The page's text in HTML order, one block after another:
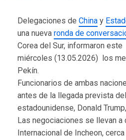
Delegaciones de China y
una nueva ronda de
Corea del Sur, informaron este
miércoles (13.05.2026) los
Pekín.
Funcionarios de ambas
antes de la llegada prevista
estadounidense, Donald
Las negociaciones se llevan a
Internacional de Incheon,